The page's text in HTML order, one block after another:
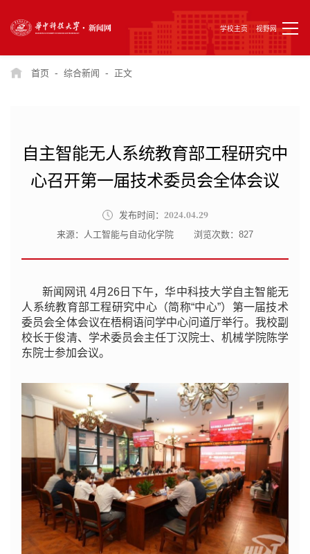
学校主页 视野网
首页 - 综合新闻 - 正文
自主智能无人系统教育部工程研究中
心召开第一届技术委员会全体会议
发布时间： 2024.04.29
来源：人工智能与自动化学院 浏览次数： 827
新闻网讯 4月26日下午，华中科技大学自主智能无
人系统教育部工程研究中心（简称“中心”）第一届技术
委员会全体会议在梧桐语问学中心问道厅举行。我校副
校长于俊清、学术委员会主任丁汉院士、机械学院陈学
东院士参加会议。